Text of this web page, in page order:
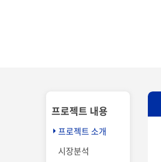
프로젝트 내용
프로젝트 소개
시장분석